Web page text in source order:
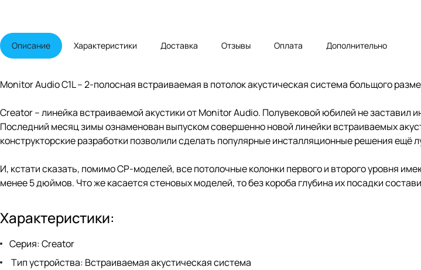
Описание Характеристики Доставка Отзывы Оплата Дополнительно
Monitor Audio C1L – 2-полосная встраиваемая в потолок акустическая система больщого
Creator – линейка встраиваемой акустики от Monitor Audio. Полувековой юбилей не заставил
Последний месяц зимы ознаменован выпуском совершенно новой линейки встраиваемых
конструкторские разработки позволили сделать популярные инсталляционные решения ещё
И, кстати сказать, помимо CP-моделей, все потолочные колонки первого и второго уровня
менее 5 дюймов. Что же касается стеновых моделей, то без короба глубина их посадки
Характеристики:
Серия: Creator
Тип устройства: Встраиваемая акустическая система